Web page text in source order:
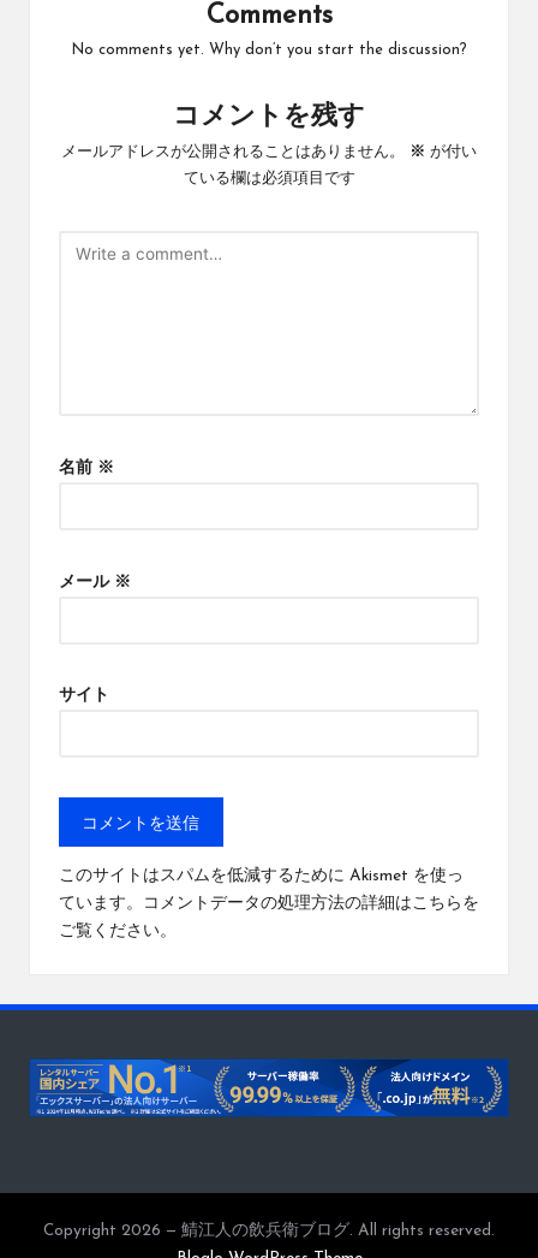
Comments
No comments yet. Why don’t you start the discussion?
コメントを残す
メールアドレスが公開されることはありません。 ※ が付い
ている欄は必須項目です
名前 ※
メール ※
サイト
このサイトはスパムを低減するために Akismet を使っ
ています。
コメントデータの処理方法の詳細はこちらを
ご覧ください。
Copyright 2026 — 鯖江人の飲兵衛ブログ. All rights reserved.